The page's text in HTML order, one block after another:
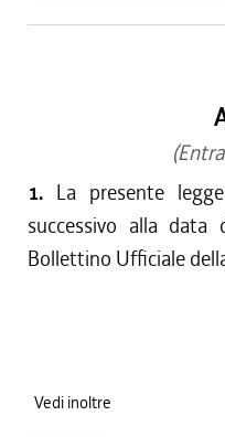
1. La presente
successivo alla data
Bollettino Ufficiale
Vedi inoltre